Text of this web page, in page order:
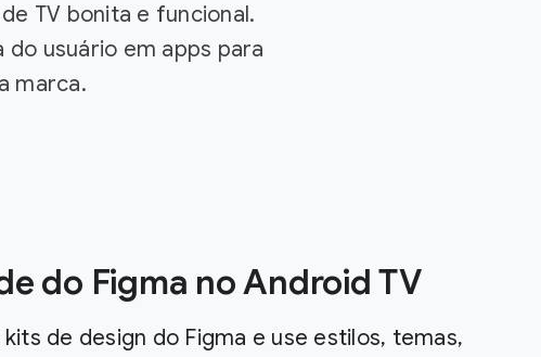
TV bonita e funcional.
usuário em apps para
marca.
do Figma no Android TV
de design do Figma e use estilos, temas,